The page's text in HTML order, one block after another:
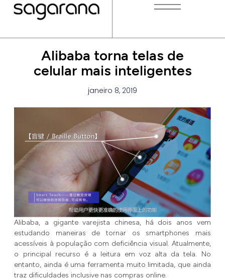
Alibaba torna telas de
celular mais inteligentes
janeiro 8, 2019
Alibaba, a gigante varejista chinesa, há dois anos vem
estudando maneiras de tornar os smartphones mais
acessíveis à população com deficiência visual. Atualmente,
o principal recurso é a leitura em voz alta da tela. No
entanto, ainda é uma ferramenta muito limitada, que ainda
traz dificuldades inclusive nas compras online.